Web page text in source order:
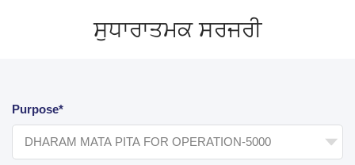
ਸੁਧਾਰਾਤਮਕ ਸਰਜਰੀ
Purpose*